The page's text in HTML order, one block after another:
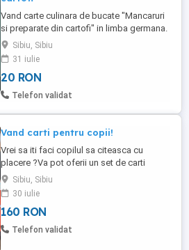
Vand carte culinara de bucate "Mancaruri
si preparate din cartofi" in limba germana.
Cartea este nou nouta, in tipla. Trimit si in
tara, transport GRATUIT !!!
Sibiu, Sibiu
31 iulie
20 RON
Telefon validat
Vand carti pentru copii!
Vrei sa iti faci copilul sa citeasca cu
placere ?Va pot oferii un set de carti
amuzante ,ce copilul dvs le va citi cu mare
drag.Set de 11 cart la pretul de 160 lei .Tel
.
Sibiu, Sibiu
30 iulie
160 RON
Telefon validat